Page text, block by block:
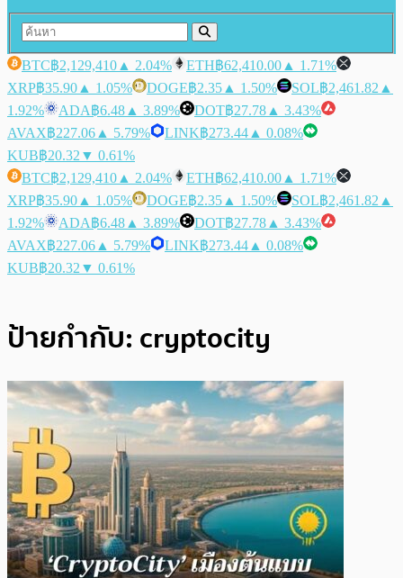
BTC฿2,129,410 ▲ 2.04% ETH฿62,410.00 ▲ 1.71%
XRP฿35.90 ▲ 1.05% DOGE฿2.35 ▲ 1.50% SOL฿2,461.82 ▲
1.92%
ADA฿6.48 ▲ 3.89% DOT฿27.78 ▲ 3.43%
AVAX฿227.06 ▲ 5.79% LINK฿273.44 ▲ 0.08%
KUB฿20.32 ▼ 0.61%
BTC฿2,129,410 ▲ 2.04% ETH฿62,410.00 ▲ 1.71%
XRP฿35.90 ▲ 1.05% DOGE฿2.35 ▲ 1.50% SOL฿2,461.82 ▲
1.92%
ADA฿6.48 ▲ 3.89% DOT฿27.78 ▲ 3.43%
AVAX฿227.06 ▲ 5.79% LINK฿273.44 ▲ 0.08%
KUB฿20.32 ▼ 0.61%
ป้ายกำกับ: cryptocity